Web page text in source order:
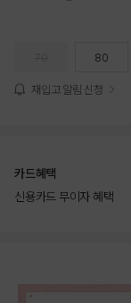
80
재입고 알림 신청
카드혜택
신용카드 무이자 혜택